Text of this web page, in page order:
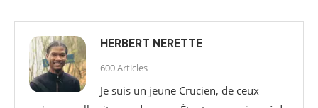
HERBERT NERETTE
600 Articles
Je suis un jeune Crucien, de ceux